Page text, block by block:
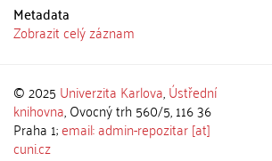
Metadata
Zobrazit celý záznam
© 2025 Univerzita Karlova,Ústřední
knihovna, Ovocný trh 560/5, 116 36
Praha 1;email: admin-repozitar [at]
cuni.cz